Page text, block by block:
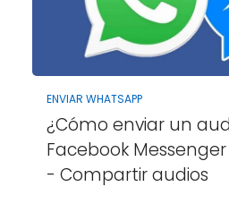
ENVIAR WHATSAPP
¿Cómo enviar un
Facebook
- Compartir audios